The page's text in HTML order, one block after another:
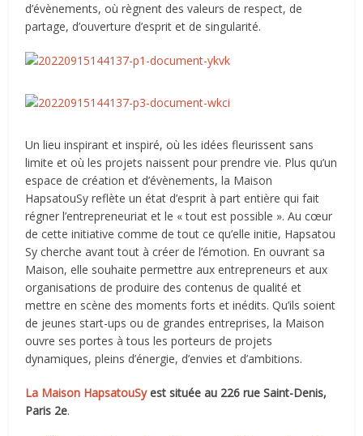
d’évènements, où règnent des valeurs de respect, de
partage, d’ouverture d’esprit et de singularité.
Un lieu inspirant et inspiré, où les idées fleurissent sans
limite et où les projets naissent pour prendre vie. Plus qu’un
espace de création et d’évènements, la Maison
HapsatouSy reflète un état d’esprit à part entière qui fait
régner l’entrepreneuriat et le « tout est possible ». Au cœur
de cette initiative comme de tout ce qu’elle initie, Hapsatou
Sy cherche avant tout à créer de l’émotion. En ouvrant sa
Maison, elle souhaite permettre aux entrepreneurs et aux
organisations de produire des contenus de qualité et
mettre en scène des moments forts et inédits. Qu’ils soient
de jeunes start-ups ou de grandes entreprises, la Maison
ouvre ses portes à tous les porteurs de projets
dynamiques, pleins d’énergie, d’envies et d’ambitions.
La Maison HapsatouSyest située au 226 rue Saint-Denis,
Paris 2e.